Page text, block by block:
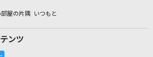
屋の片隅 いつもと
ンツ